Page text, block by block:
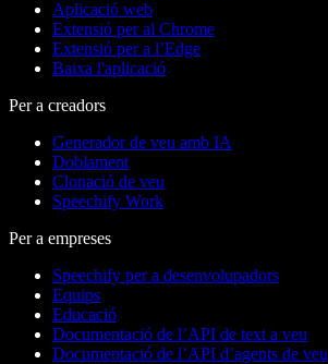
Aplicació web
Extensió per al Chrome
Extensió per a l’Edge
Baixa l'aplicació
Per a creadors
Generador de veu amb IA
Doblament
Clonació de veu
Speechify Work
Per a empreses
Speechify per a desenvolupadors
Equips
Educació
Documentació de l’API de text a veu
Documentació de l’API d’agents de veu